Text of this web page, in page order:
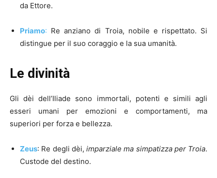
da Ettore.
Priamo: Re anziano di Troia, nobile e rispettato. Si
distingue per il suo coraggio e la sua umanità.
Le divinità
Gli dèi dell’Iliade sono immortali, potenti e simili agli
esseri umani per emozioni e comportamenti, ma
superiori per forza e bellezza.
Zeus: Re degli dèi, imparziale ma simpatizza per Troia.
Custode del destino.